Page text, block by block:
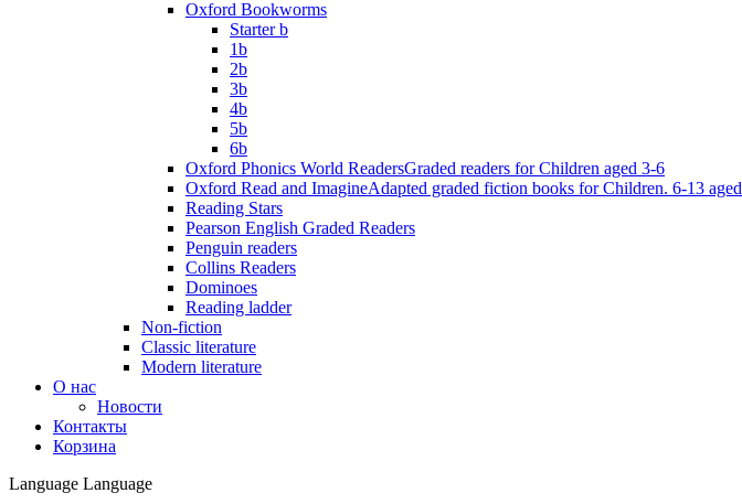
Oxford Bookworms
Starter b
1b
2b
3b
4b
5b
6b
Oxford Phonics World ReadersGraded readers for Children aged 3-6
Oxford Read and ImagineAdapted graded fiction books for Children. 6-13 aged
Reading Stars
Pearson English Graded Readers
Penguin readers
Collins Readers
Dominoes
Reading ladder
Non-fiction
Classic literature
Modern literature
О нас
Новости
Контакты
Корзина
Language Language